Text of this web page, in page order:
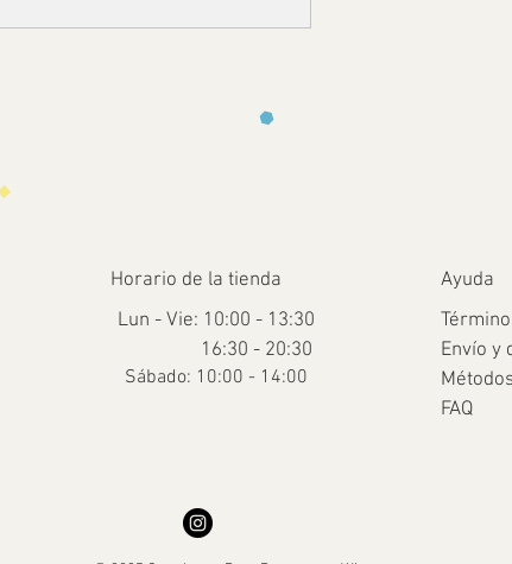
Horario de la tienda
Lun - Vie: 10:00 - 13:30
16:30 - 20:30
​​Sábado: 10:00 - 14:00
Ayuda
Envío y
FAQ